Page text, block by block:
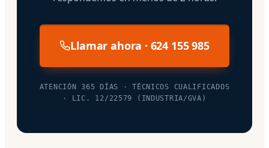
Llamar ahora · 624 155 985
ATENCIÓN 365 DÍAS · TÉCNICOS CUALIFICADOS
· LIC. 12/22579 (INDUSTRIA/GVA)